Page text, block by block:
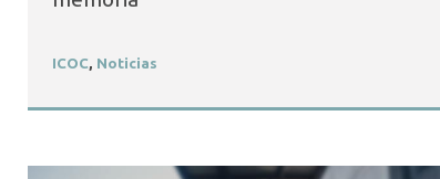
ICOC, Noticias